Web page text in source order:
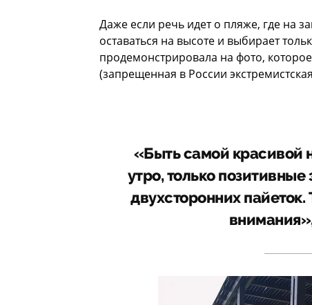
Даже если речь идет о пляже, где на
оставаться на высоте и выбирает
продемонстрировала на фото,
(запрещенная в России
«Быть самой красивой
утро, только
двухсторонних пайеток.